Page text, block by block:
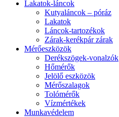
Lakatok-láncok
Kutyaláncok – póráz
Lakatok
Láncok-tartozékok
Zárak-kerékpár zárak
Mérőeszközök
Derékszögek-vonalzók
Hőmérők
Jelölő eszközök
Mérőszalagok
Tolómérők
Vízmértékek
Munkavédelem